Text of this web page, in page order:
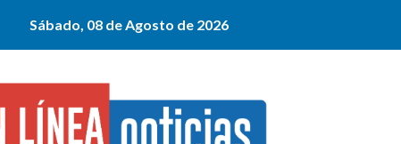
Sábado, 08 de Agosto de 2026